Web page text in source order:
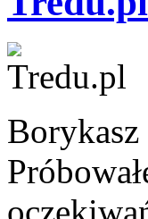
Borykasz